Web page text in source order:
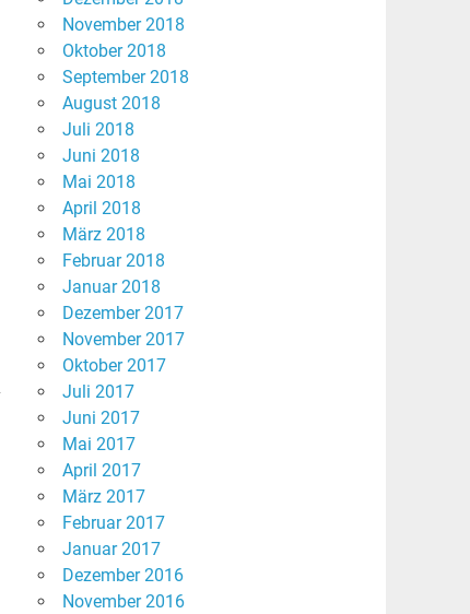
November 2018
Oktober 2018
September 2018
August 2018
Juli 2018
Juni 2018
Mai 2018
April 2018
März 2018
Februar 2018
Januar 2018
Dezember 2017
November 2017
Oktober 2017
Juli 2017
Juni 2017
Mai 2017
April 2017
März 2017
Februar 2017
Januar 2017
Dezember 2016
November 2016